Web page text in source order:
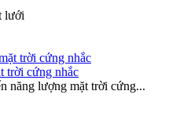
lưới
trời cứng nhắc
năng lượng mặt trời cứng...